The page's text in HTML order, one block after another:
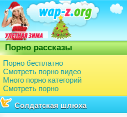
Порно рассказы
Порно бесплатно
Смотреть порно видео
Много порно категорий
Смотреть порно
Солдатская шлюха